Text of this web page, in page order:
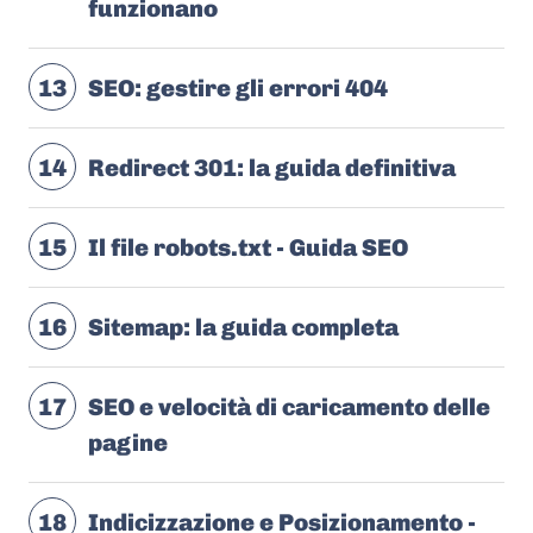
funzionano
13 SEO: gestire gli errori 404
14 Redirect 301: la guida definitiva
15 Il file robots.txt - Guida SEO
16 Sitemap: la guida completa
17
SEO e velocità di caricamento delle
pagine
18
Indicizzazione e Posizionamento -